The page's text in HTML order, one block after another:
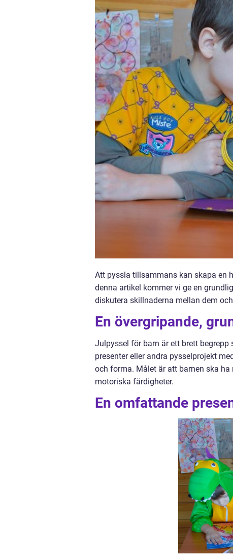
Att pyssla tillsammans kan skapa en
denna artikel kommer vi ge en
diskutera skillnaderna mellan dem
En övergripande,
Julpyssel för barn är ett brett
presenter eller andra pysselprojekt
och forma. Målet är att barnen ska
motoriska färdigheter.
En omfattande